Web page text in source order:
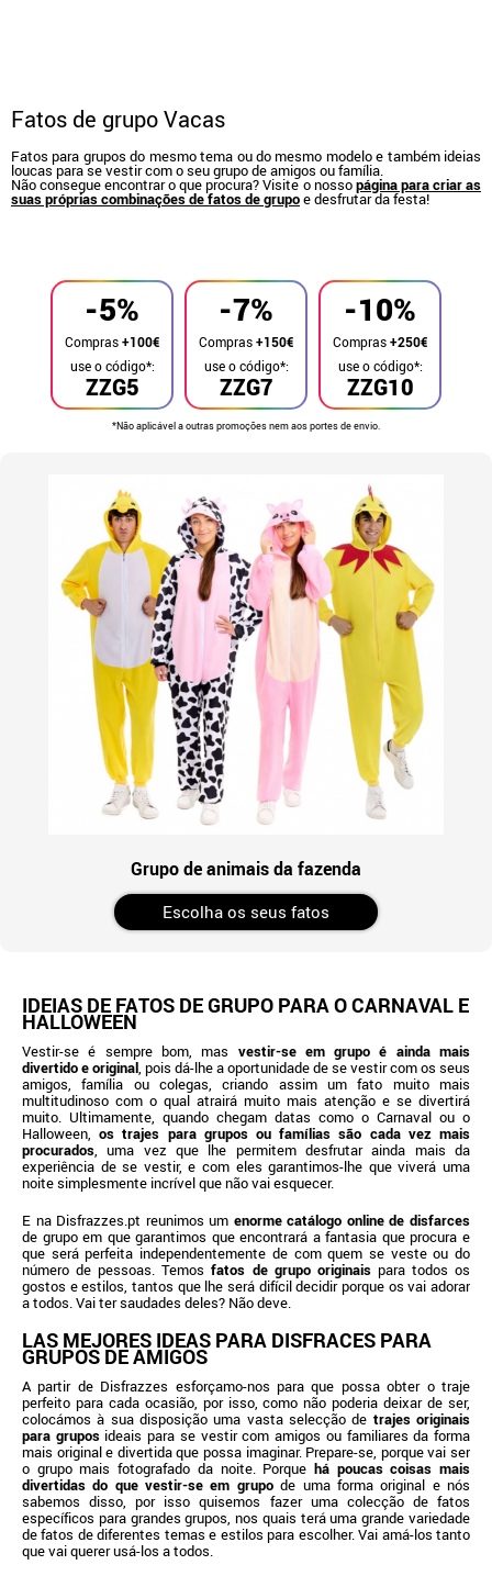
Fatos de grupo Vacas
Fatos para grupos do mesmo tema ou do mesmo modelo e também ideias
loucas para se vestir com o seu grupo de amigos ou família.
Não consegue encontrar o que procura? Visite o nossopágina para criar as
suas próprias combinações de fatos de grupoe desfrutar da festa!
-5%
Compras+100€
ZZG5
use o código*:
-7%
Compras+150€
ZZG7
use o código*:
-10%
Compras+250€
ZZG10
use o código*:
*Não aplicável a outras promoções nem aos portes de envio.
Grupo de animais da fazenda
Escolha os seus fatos
IDEIAS DE FATOS DE GRUPO PARA O CARNAVAL E
HALLOWEEN
Vestir-se é sempre bom, mas vestir-se em grupo é ainda mais
divertido e original , pois dá-lhe a oportunidade de se vestir com os seus
amigos, família ou colegas, criando assim um fato muito mais
multitudinoso com o qual atrairá muito mais atenção e se divertirá
muito. Ultimamente, quando chegam datas como o Carnaval ou o
Halloween,os trajes para grupos ou famílias são cada vez mais
procurados , uma vez que lhe permitem desfrutar ainda mais da
experiência de se vestir, e com eles garantimos-lhe que viverá uma
noite simplesmente incrível que não vai esquecer.
E na Disfrazzes.pt reunimos um enorme catálogo online de disfarces
de grupo em que garantimos que encontrará a fantasia que procura e
que será perfeita independentemente de com quem se veste ou do
número de pessoas. Temosfatos de grupo originaispara todos os
gostos e estilos, tantos que lhe será difícil decidir porque os vai adorar
a todos. Vai ter saudades deles? Não deve.
LAS MEJORES IDEAS PARA DISFRACES PARA
GRUPOS DE AMIGOS
A partir de Disfrazzes esforçamo-nos para que possa obter o traje
perfeito para cada ocasião, por isso, como não poderia deixar de ser,
colocámos à sua disposição uma vasta selecção de trajes originais
para gruposideais para se vestir com amigos ou familiares da forma
mais original e divertida que possa imaginar. Prepare-se, porque vai ser
o grupo mais fotografado da noite. Porque há poucas coisas mais
divertidas do que vestir-se em grupode uma forma original e nós
sabemos disso, por isso quisemos fazer uma colecção de fatos
específicos para grandes grupos, nos quais terá uma grande variedade
de fatos de diferentes temas e estilos para escolher. Vai amá-los tanto
que vai querer usá-los a todos.